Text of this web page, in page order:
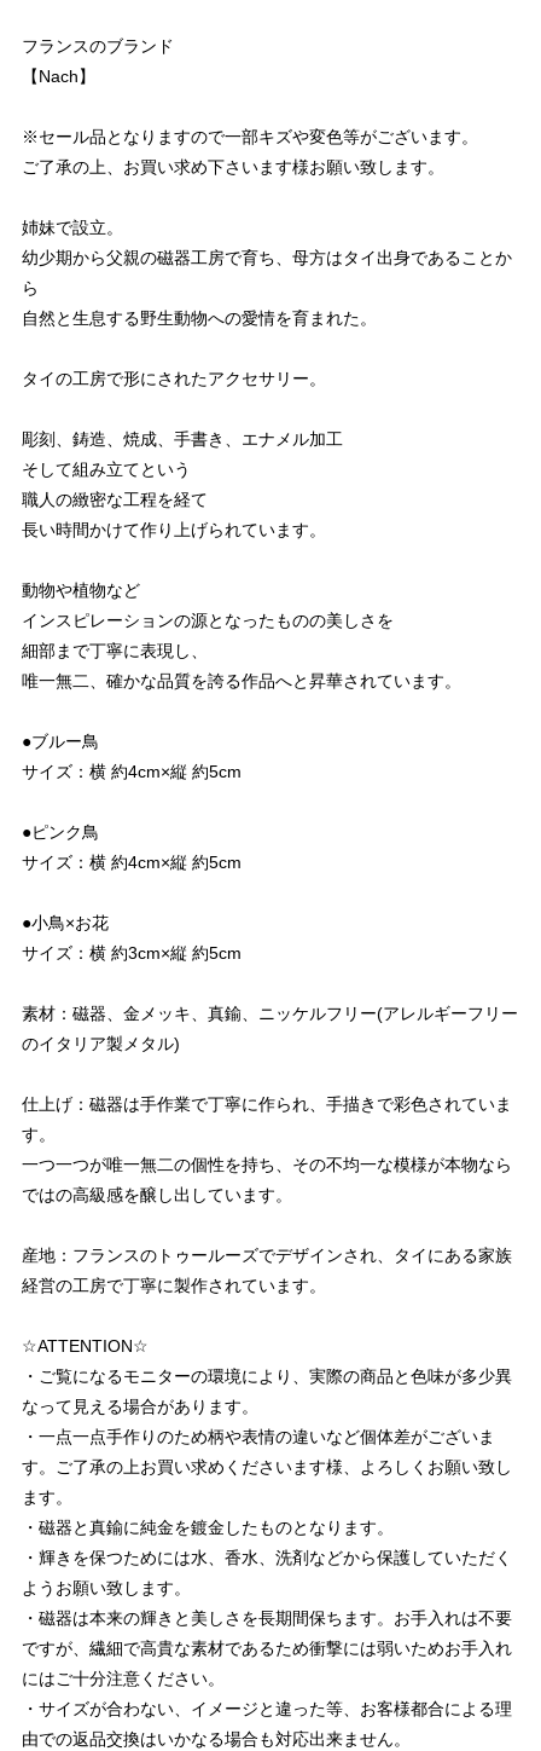
フランスのブランド
【Nach】
※セール品となりますので一部キズや変色等がございます。
ご了承の上、お買い求め下さいます様お願い致します。
姉妹で設立。
幼少期から父親の磁器工房で育ち、母方はタイ出身であることか
ら
自然と生息する野生動物への愛情を育まれた。
タイの工房で形にされたアクセサリー。
彫刻、鋳造、焼成、手書き、エナメル加工
そして組み立てという
職人の緻密な工程を経て
長い時間かけて作り上げられています。
動物や植物など
インスピレーションの源となったものの美しさを
細部まで丁寧に表現し、
唯一無二、確かな品質を誇る作品へと昇華されています。
●ブルー鳥
サイズ：横 約4cm×縦 約5cm
●ピンク鳥
サイズ：横 約4cm×縦 約5cm
●小鳥×お花
サイズ：横 約3cm×縦 約5cm
素材：磁器、金メッキ、真鍮、ニッケルフリー(アレルギーフリー
のイタリア製メタル)
仕上げ：磁器は手作業で丁寧に作られ、手描きで彩色されていま
す。
一つ一つが唯一無二の個性を持ち、その不均一な模様が本物なら
ではの高級感を醸し出しています。
産地：フランスのトゥールーズでデザインされ、タイにある家族
経営の工房で丁寧に製作されています。
☆ATTENTION☆
・ご覧になるモニターの環境により、実際の商品と色味が多少異
なって見える場合があります。
・一点一点手作りのため柄や表情の違いなど個体差がございま
す。ご了承の上お買い求めくださいます様、よろしくお願い致し
ます。
・磁器と真鍮に純金を鍍金したものとなります。
・輝きを保つためには水、香水、洗剤などから保護していただく
ようお願い致します。
・磁器は本来の輝きと美しさを長期間保ちます。お手入れは不要
ですが、繊細で高貴な素材であるため衝撃には弱いためお手入れ
にはご十分注意ください。
・サイズが合わない、イメージと違った等、お客様都合による理
由での返品交換はいかなる場合も対応出来ません。